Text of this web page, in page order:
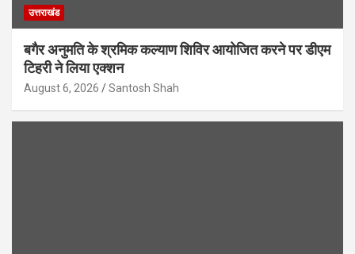
उत्तराखंड
बगैर अनुमति के श्रमिक कल्याण शिविर आयोजित करने पर डीएम
टिहरी ने लिया एक्शन
August 6, 2026 Santosh Shah